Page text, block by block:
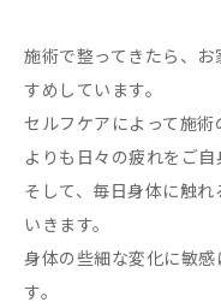
施術で整ってきたら、
すめしています。
セルフケアによって施
よりも日々の疲れをご自
そして、毎日身体に触
いきます。
身体の些細な変化に敏
す。